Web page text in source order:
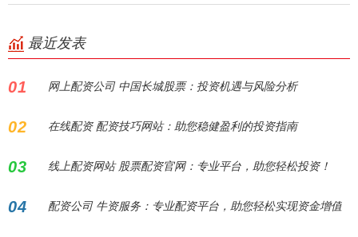
最近发表
01 网上配资公司 中国长城股票：投资机遇与风险分析
02 在线配资 配资技巧网站：助您稳健盈利的投资指南
03 线上配资网站 股票配资官网：专业平台，助您轻松投资！
04 配资公司 牛资服务：专业配资平台，助您轻松实现资金增值